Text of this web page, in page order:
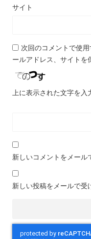
サイト
次回のコメントで使
ールアドレス、サイトを
上に表示された文字を入
新しいコメントをメール
新しい投稿をメールで受